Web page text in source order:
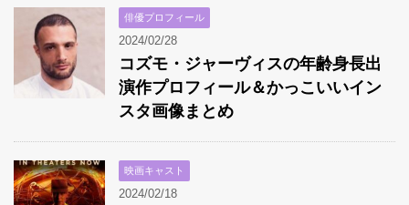
俳優プロフィール
2024/02/28
コズモ・ジャーヴィスの年齢身長出
演作プロフィール＆かっこいいイン
スタ画像まとめ
映画キャスト
2024/02/18